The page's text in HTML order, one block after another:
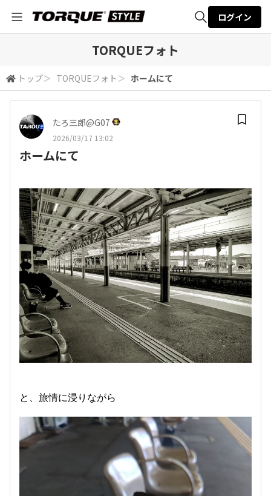
検索
ログイン
TORQUEフォト
トップ＞ TORQUEフォト ＞ ホームにて
たろ三郎@G07
2026/03/17 13:02
ホームにて
と、旅情に浸りながら